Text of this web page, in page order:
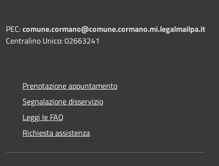
PEC:comune.cormano@comune.cormano.mi.legalmailpa.it
Centralino Unico: 02663241
Prenotazione appuntamento
Segnalazione disservizio
Leggi le FAQ
Richiesta assistenza